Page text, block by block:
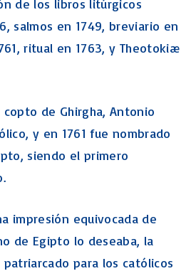
de los libros litúrgicos
salmos en 1749, breviario en
ritual en 1763, y Theotokiæ
copto de Ghirgha, Antonio
y en 1761 fue nombrado
siendo el primero
impresión equivocada de
de Egipto lo deseaba, la
para los católicos